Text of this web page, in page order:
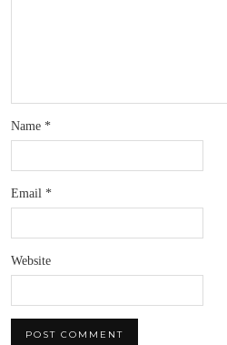
Name *
Email *
Website